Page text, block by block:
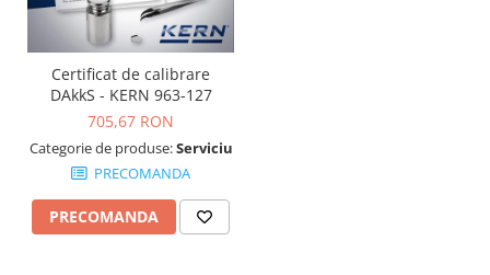
Instrumente optice
Adaptoare
Adaptor camera microscop
Altele
Cap microscop
Carcase si genti
Condensator microscop
Certificat de calibrare
DAkkS - KERN 963-127
705,67 RON
Categorie de produse:Serviciu
PRECOMANDA
PRECOMANDA